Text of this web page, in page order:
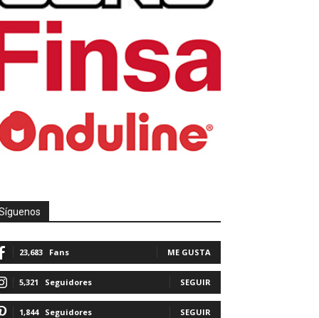
23,683 Fans ME GUSTA
5,321 Seguidores SEGUIR
1,844 Seguidores SEGUIR